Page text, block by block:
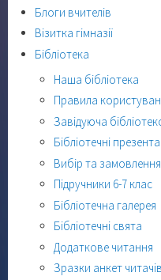
Блоги вчителів
Візитка гімназії
Бібліотека
Наша бібліотека
Правила
Завідуюча
Бібліотечні
Вибір та замовлення
Підручники 6-7 клас
Бібліотечна галерея
Бібліотечні свята
Додаткове читання
Зразки анкет читачів